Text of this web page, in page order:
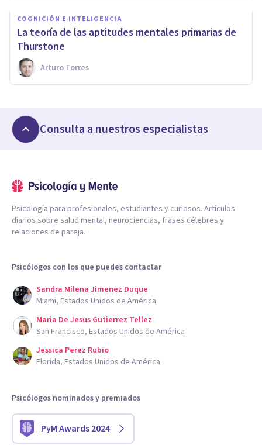
COGNICIÓN E INTELIGENCIA
La teoría de las aptitudes mentales primarias de
Thurstone
Arturo Torres
Consulta a nuestros especialistas
Psicología para profesionales, estudiantes y curiosos. Artículos
diarios sobre salud mental, neurociencias, frases célebres y
relaciones de pareja.
Psicólogos con los que puedes contactar
Sandra Milena Jimenez Duque
Miami, Estados Unidos de América
Maria De Jesus Gutierrez Tellez
San Francisco, Estados Unidos de América
Jessica Perez Rubio
Florida, Estados Unidos de América
Psicólogos nominados y premiados
PyM Awards 2024